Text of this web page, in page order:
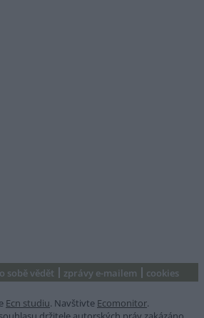
sobě vědět zprávy e-mailem cookies
Ecn studiu. Navštivte Ecomonitor.